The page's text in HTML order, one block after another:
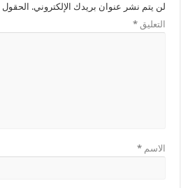
لن يتم نشر عنوان بريدك الإلكتروني. الحقول
التعليق*
الاسم*